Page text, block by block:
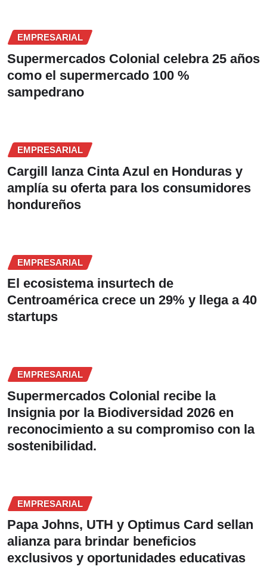
EMPRESARIAL
Supermercados Colonial celebra 25 años
como el supermercado 100 %
sampedrano
EMPRESARIAL
Cargill lanza Cinta Azul en Honduras y
amplía su oferta para los consumidores
hondureños
EMPRESARIAL
El ecosistema insurtech de
Centroamérica crece un 29% y llega a 40
startups
EMPRESARIAL
Supermercados Colonial recibe la
Insignia por la Biodiversidad 2026 en
reconocimiento a su compromiso con la
sostenibilidad.
EMPRESARIAL
Papa Johns, UTH y Optimus Card sellan
alianza para brindar beneficios
exclusivos y oportunidades educativas